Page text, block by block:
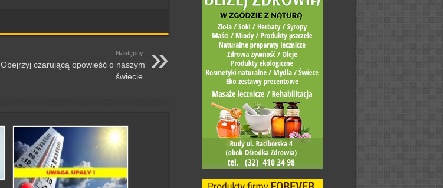
Następny:
Obejrzyj czarującą opowieść o naszym
świecie.